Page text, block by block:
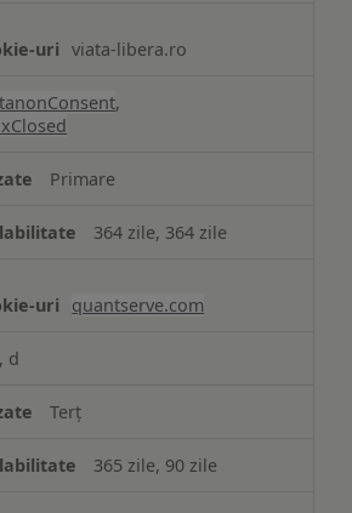
viata-libera.ro
,
Primare
364 zile, 364 zile
quantserve.com
d
Terț
365 zile, 90 zile